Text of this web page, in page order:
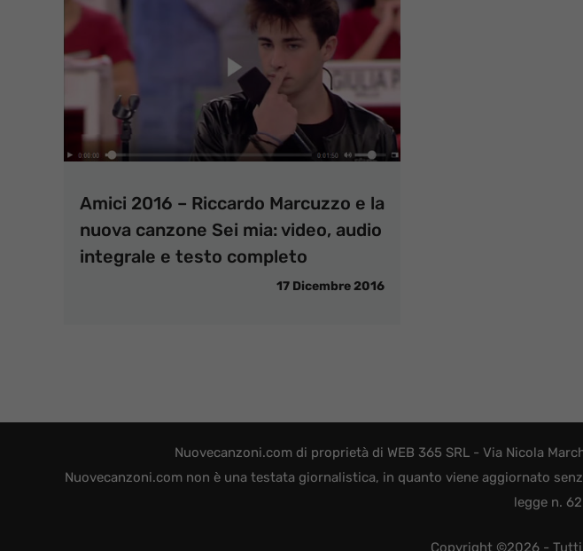
Amici 2016 – Riccardo Marcuzzo e la
nuova canzone Sei mia: video, audio
integrale e testo completo
17 Dicembre 2016
Nuovecanzoni.com di proprietà di WEB 365 SRL - Via Nicola
Nuovecanzoni.com non è una testata giornalistica, in quanto viene aggiornato
legge n.
Copyright ©2026 -